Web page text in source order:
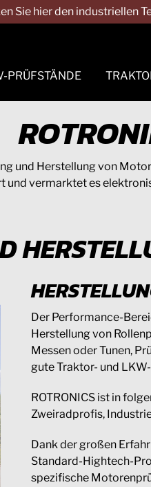
Sie hier den industriellen
Zubehör und
Fasten
Hurricane
PRÜFSTÄNDE
und Herstellung von
vermarktet es
Der Performance-
Herstellung von
Messen oder Tunen,
gute Traktor- und
ROTRONICS ist in
Zweiradprofis,
Dank der großen
Standard-Hightech-
spezifische